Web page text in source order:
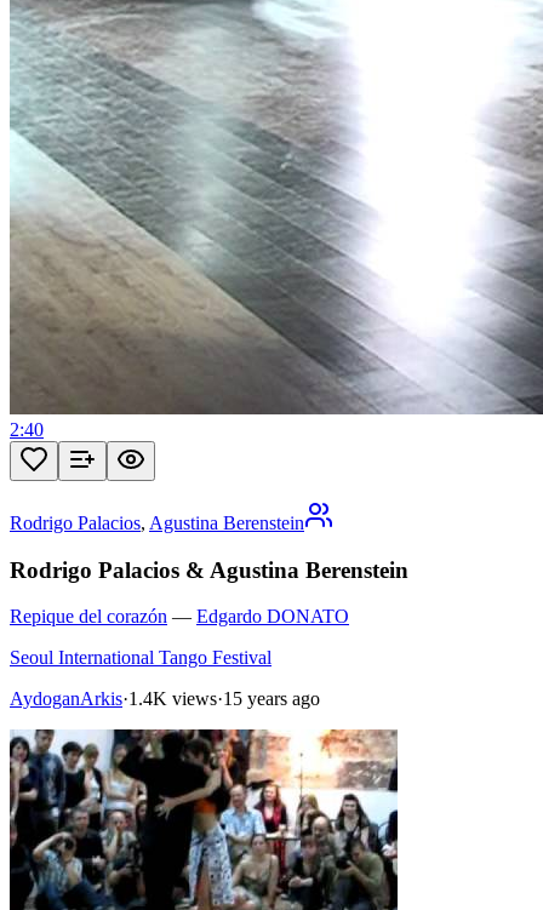
2:40
Rodrigo Palacios, Agustina Berenstein
Rodrigo Palacios & Agustina Berenstein
Repique del corazón — Edgardo DONATO
Seoul International Tango Festival
AydoganArkis·1.4K views·15 years ago